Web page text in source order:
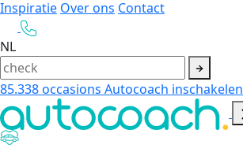
Inspiratie Over ons Contact
NL
85.338occasions Autocoach inschakelen